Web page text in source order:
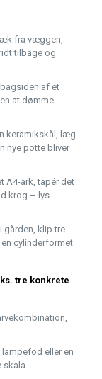
fra væggen,
tilbage og
af et
at dømme
keramikskål, læg
nye potte bliver
A4-ark, tapér det
krog – lys
gården, klip tre
cylinderformet
tre konkrete
eller en